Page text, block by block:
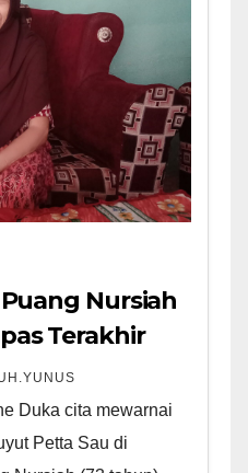
Nursiah
Terakhir
Duka cita mewarnai
Petta Sau di